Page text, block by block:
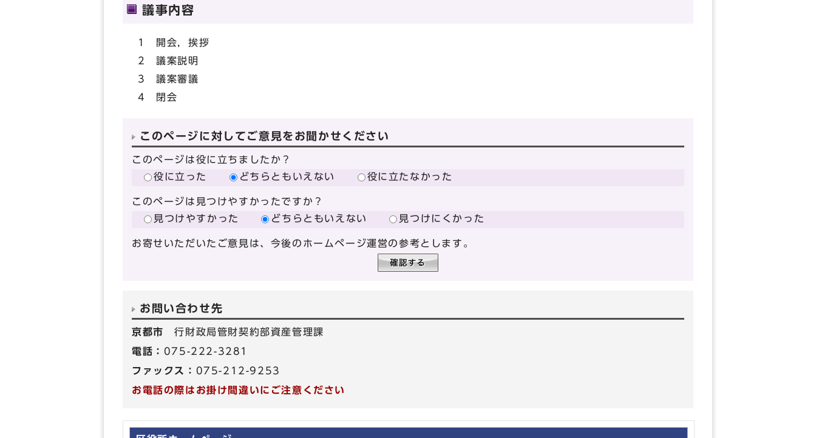
議事内容
1 開会，挨拶
2 議案説明
3 議案審議
4 閉会
このページに対してご意見をお聞かせください
このページは役に立ちましたか？
役に立った
どちらともいえない 役に立たなかった
このページは見つけやすかったですか？
見つけやすかった
どちらともいえない 見つけにくかった
お寄せいただいたご意見は、今後のホームページ運営の参考とします。
お問い合わせ先
京都市行財政局管財契約部資産管理課
電話： 075-222-3281
ファックス： 075-212-9253
お電話の際はお掛け間違いにご注意ください